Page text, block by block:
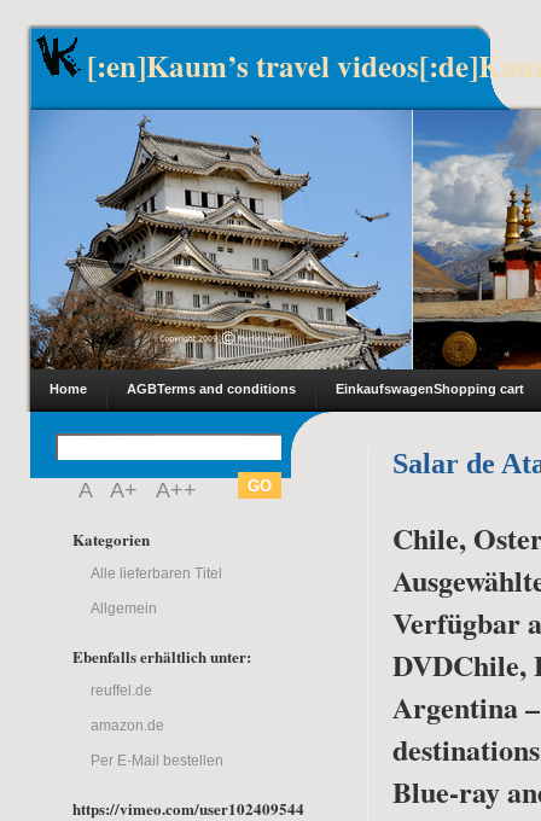
[:en]Kaum’s travel
Home AGBTerms and conditions EinkaufswagenShopping cart
A A+ A++
Kategorien
Alle lieferbaren Titel
Allgemein
Ebenfalls erhältlich unter:
reuffel.de
amazon.de
Per E-Mail bestellen
https://vimeo.com/user102409544
Salar de
Chile,
Verfügbar
DVDChile,
Argentina
Blue-ray